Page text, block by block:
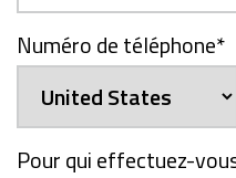
Numéro de téléphone*
Pour qui effectuez-